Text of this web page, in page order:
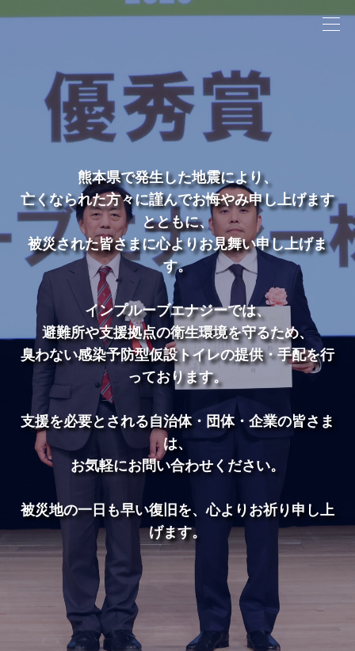
熊本県で発生した地震により、
亡くなられた方々に謹んでお悔やみ申し上げます
とともに、
被災された皆さまに心よりお見舞い申し上げま
す。
インプルーブエナジーでは、
避難所や支援拠点の衛生環境を守るため、
臭わない感染予防型仮設トイレの提供・手配を行
っております。
支援を必要とされる自治体・団体・企業の皆さま
は、
お気軽にお問い合わせください。
被災地の一日も早い復旧を、心よりお祈り申し上
げます。